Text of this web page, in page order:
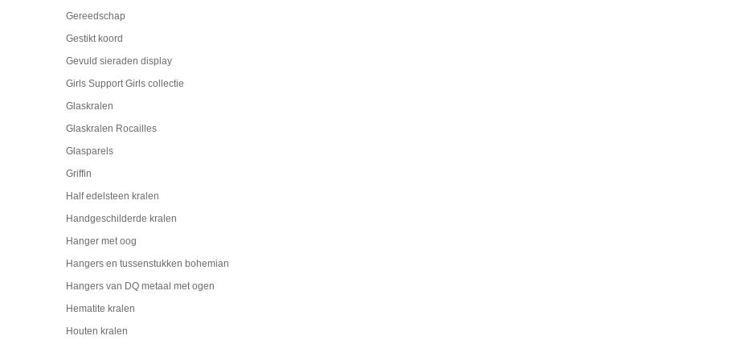
Gereedschap
Gestikt koord
Gevuld sieraden display
Girls Support Girls collectie
Glaskralen
Glaskralen Rocailles
Glasparels
Griffin
Half edelsteen kralen
Handgeschilderde kralen
Hanger met oog
Hangers en tussenstukken bohemian
Hangers van DQ metaal met ogen
Hematite kralen
Houten kralen